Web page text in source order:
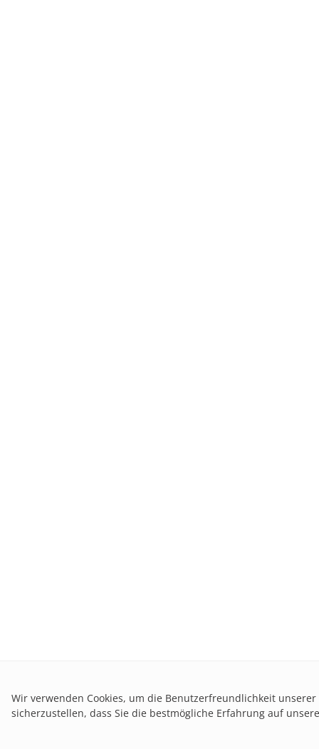
Wir verwenden Cookies, um die Benutzerfreundlichkeit
sicherzustellen, dass Sie die bestmögliche Erfahrung auf